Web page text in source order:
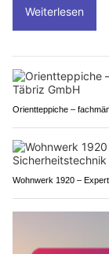
Weiterlesen
Orientteppiche –
Wohnwerk 1920 –